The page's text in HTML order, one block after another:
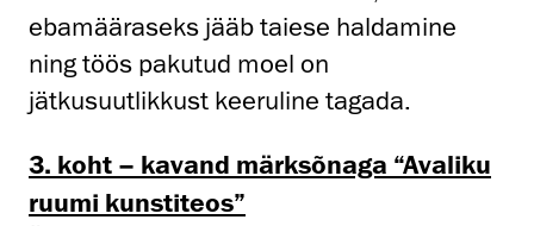
ebamääraseks jääb taiese haldamine
ning töös pakutud moel on
jätkusuutlikkust keeruline tagada.
3. koht – kavand märksõnaga “Avaliku
ruumi kunstiteos”